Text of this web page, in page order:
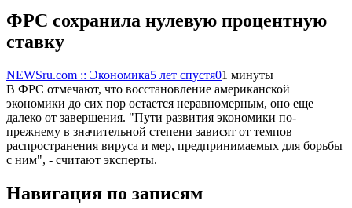
ФРС сохранила нулевую процентную
ставку
NEWSru.com :: Экономика5 лет спустя01 минуты
В ФРС отмечают, что восстановление американской
экономики до сих пор остается неравномерным, оно еще
далеко от завершения. "Пути развития экономики по-
прежнему в значительной степени зависят от темпов
распространения вируса и мер, предпринимаемых для борьбы
с ним", - считают эксперты.
Навигация по записям